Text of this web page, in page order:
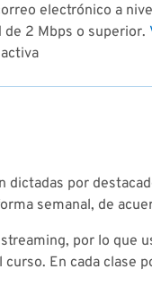
electrónico a
2 Mbps o superior.
dictadas por
semanal, de
por lo que
En cada clase